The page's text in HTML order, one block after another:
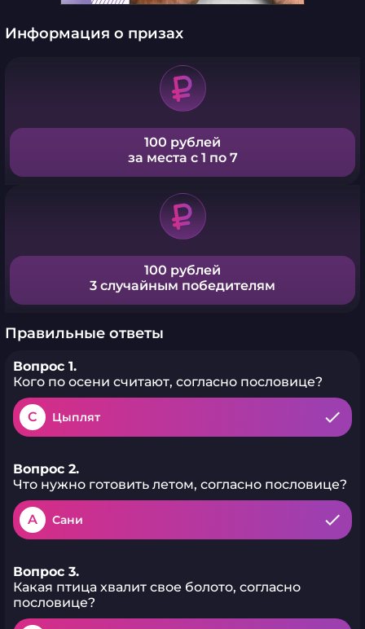
Информация о призах
100 рублей
за места с 1 по 7
100 рублей
3 случайным победителям
Правильные ответы
Вопрос 1.
Кого по осени считают, согласно пословице?
C Цыплят
Вопрос 2.
Что нужно готовить летом, согласно пословице?
A Сани
Вопрос 3.
Какая птица хвалит свое болото, согласно
пословице?